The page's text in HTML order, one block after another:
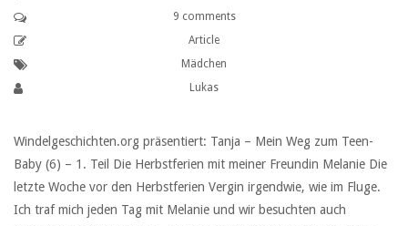
9 comments
Article
Mädchen
Lukas
Windelgeschichten.org präsentiert: Tanja – Mein Weg zum Teen-
Baby (6) – 1. Teil Die Herbstferien mit meiner Freundin Melanie Die
letzte Woche vor den Herbstferien Vergin irgendwie, wie im Fluge.
Ich traf mich jeden Tag mit Melanie und wir besuchten auch